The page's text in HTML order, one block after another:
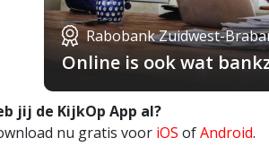
Rabobank Zuidwest-
Online is ook wat
jij de KijkOp App al?
nu gratis voor iOS ofAndroid.